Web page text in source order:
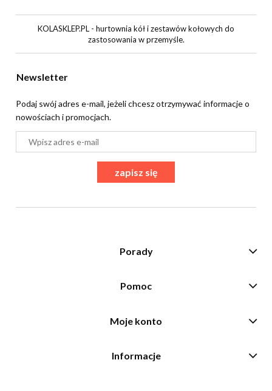
KOLASKLEP.PL - hurtownia kół i zestawów kołowych do
zastosowania w przemyśle.
Newsletter
Podaj swój adres e-mail, jeżeli chcesz otrzymywać informacje o
nowościach i promocjach.
zapisz się
Porady
Pomoc
Moje konto
Informacje